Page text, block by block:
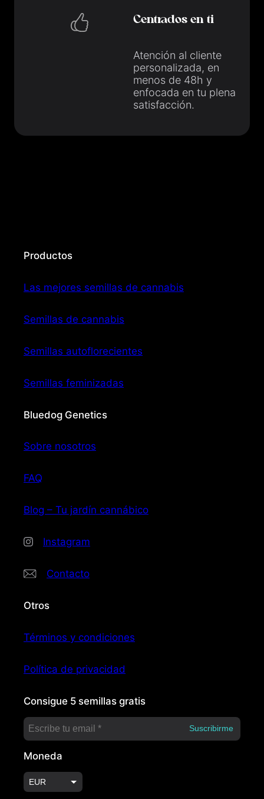
Centrados en ti
Atención al cliente
personalizada, en
menos de 48h y
enfocada en tu plena
satisfacción.
Productos
Las mejores semillas de cannabis
Semillas de cannabis
Semillas autoflorecientes
Semillas feminizadas
Bluedog Genetics
Sobre nosotros
FAQ
Blog – Tu jardín cannábico
Instagram
Contacto
Otros
Términos y condiciones
Política de privacidad
Consigue 5 semillas gratis
Moneda
EUR